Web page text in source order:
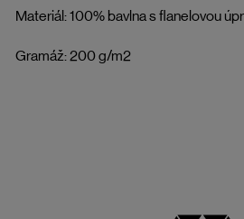
Materiál: 100% bavlna s flanelovou
Gramáž: 200 g/m2